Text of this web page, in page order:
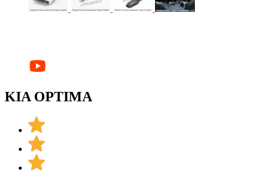
KIA OPTIMA